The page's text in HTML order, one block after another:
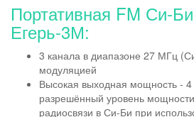
Портативная FM Си-
Егерь-3М:
3 канала в диапазоне 27 МГц
модуляцией
Высокая выходная мощность -
разрешённый уровень
радиосвязи в Си-Би при